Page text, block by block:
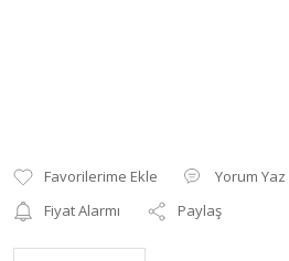
Yorum Yaz
Fiyat Alarmı
Paylaş